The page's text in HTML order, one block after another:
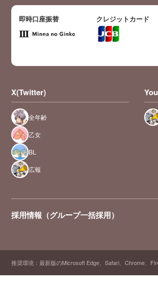
即時口座振替 クレジットカード
X(Twitter)
全年齢
乙女
BL
広報
採用情報（グループ一括採用）
推奨環境：最新版のMicrosoft Edge、Safari、Chrome、